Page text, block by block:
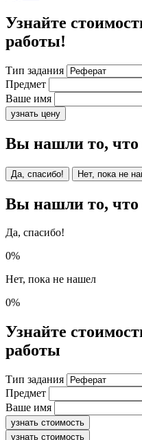
Узнайте
работы!
Тип задания
Предмет
Ваше имя
узнать цену
Вы нашли то, что
Да, спасибо! Нет, пока не
Вы нашли то, что
Да, спасибо!
0%
Нет, пока не нашел
0%
Узнайте
работы
Тип задания
Предмет
Ваше имя
узнать стоимость
узнать стоимость